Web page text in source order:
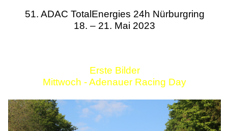
51. ADAC TotalEnergies 24h Nürburgring
18. – 21. Mai 2023
Erste Bilder
Mittwoch - Adenauer Racing Day